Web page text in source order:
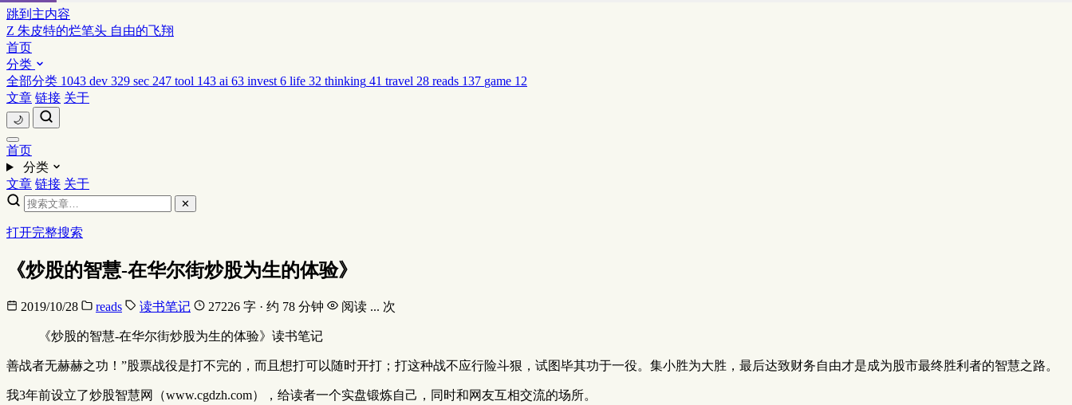
跳到主内容
Z 朱皮特的烂笔头 自由的飞翔
首页
分类
全部分类 1043 dev 329 sec 247 tool 143 ai 63 invest 6 life 32 thinking 41 travel 28 reads 137 game 12
文章 链接 关于
🌙
首页
分类
文章 链接 关于
✕
打开完整搜索
《炒股的智慧-在华尔街炒股为生的体验》
2019/10/28 reads 读书笔记 27226 字 · 约 78 分钟 阅读 ... 次
《炒股的智慧-在华尔街炒股为生的体验》读书笔记
善战者无赫赫之功！”股票战役是打不完的，而且想打可以随时开打；打这种战不应行险斗狠，试图毕其功于一役。集小胜为大胜，最后达致财务自由才是成为股市最终胜利者的智慧之路。
我3年前设立了炒股智慧网（www.cgdzh.com），给读者一个实盘锻炼自己，同时和网友互相交流的场所。